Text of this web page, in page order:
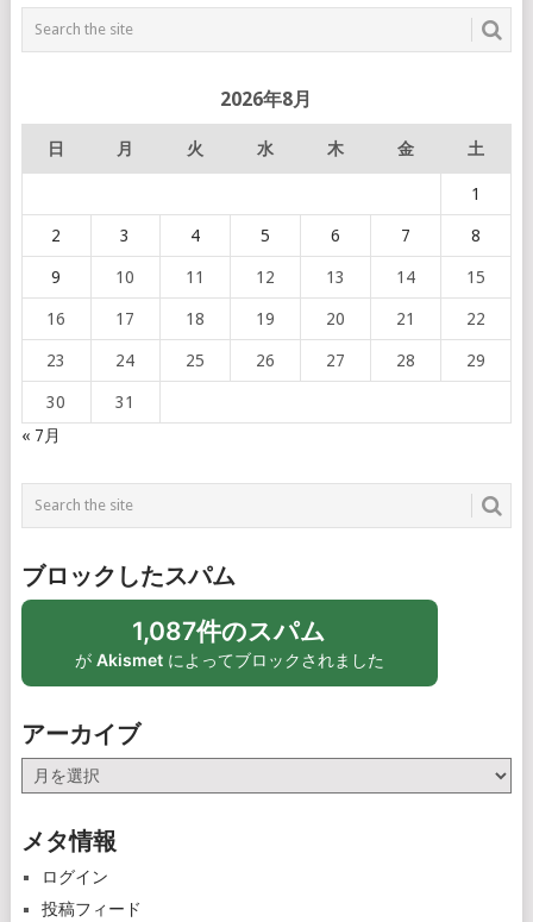
2026年8月
日 月 火 水 木 金 土
1
2 3 4 5 6 7 8
9 10 11 12 13 14 15
16 17 18 19 20 21 22
23 24 25 26 27 28 29
30
31
« 7月
ブロックしたスパム
1,087件のスパム
が Akismetによってブロックされました
アーカイブ
ー
イ
メタ情報
ログイン
投稿フィード